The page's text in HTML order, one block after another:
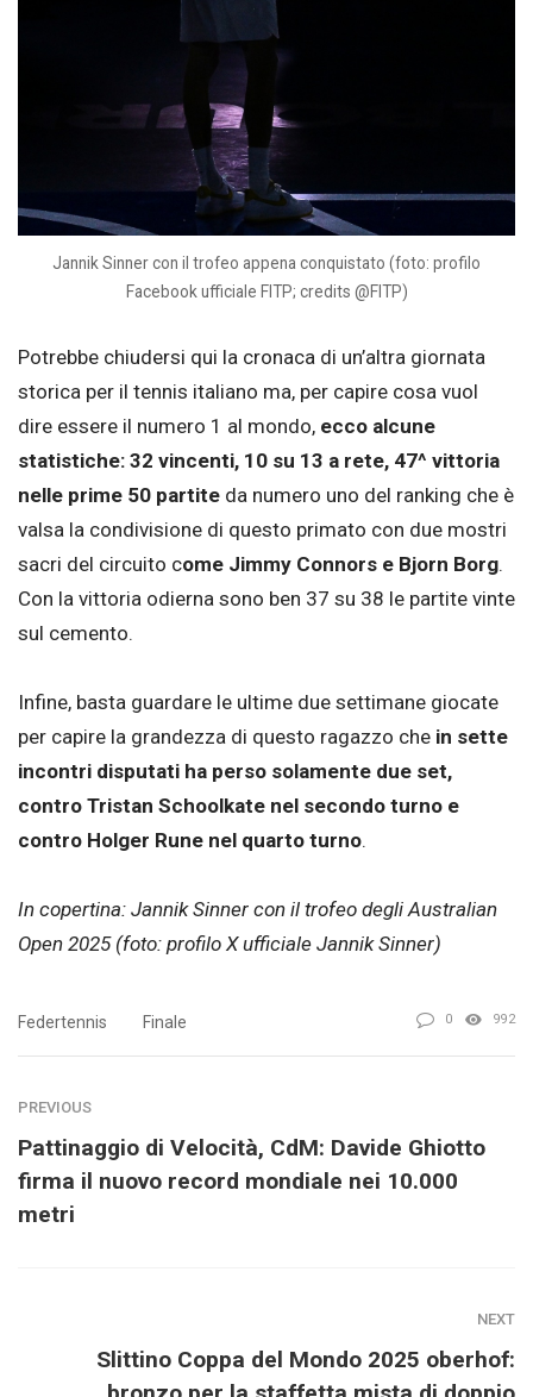
Jannik Sinner con il trofeo appena conquistato (foto: profilo
Facebook ufficiale FITP; credits @FITP)
Potrebbe chiudersi qui la cronaca di un’altra giornata
storica per il tennis italiano ma, per capire cosa vuol
dire essere il numero 1 al mondo, ecco alcune
statistiche: 32 vincenti, 10 su 13 a rete, 47^ vittoria
nelle prime 50 partite da numero uno del ranking che è
valsa la condivisione di questo primato con due mostri
sacri del circuito come Jimmy Connors e Bjorn Borg.
Con la vittoria odierna sono ben 37 su 38 le partite vinte
sul cemento.
Infine, basta guardare le ultime due settimane giocate
per capire la grandezza di questo ragazzo che in sette
incontri disputati ha perso solamente due set,
contro Tristan Schoolkate nel secondo turno e
contro Holger Rune nel quarto turno.
In copertina: Jannik Sinner con il trofeo degli Australian
Open 2025 (foto: profilo X ufficiale Jannik Sinner)
Federtennis Finale 0 992
PREVIOUS
Pattinaggio di Velocità, CdM: Davide Ghiotto
firma il nuovo record mondiale nei 10.000
metri
NEXT
Slittino Coppa del Mondo 2025 oberhof: